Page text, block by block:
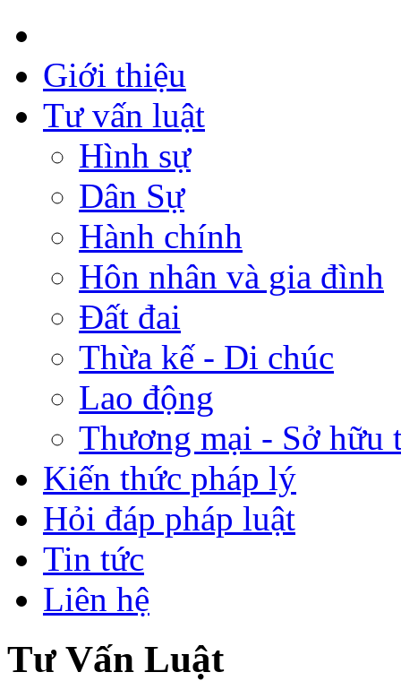
Giới thiệu
Tư vấn luật
Hình sự
Dân Sự
Hành chính
Hôn nhân và gia đình
Đất đai
Thừa kế - Di chúc
Lao động
Thương mại - Sở hữu
Kiến thức pháp lý
Hỏi đáp pháp luật
Tin tức
Liên hệ
Tư Vấn Luật